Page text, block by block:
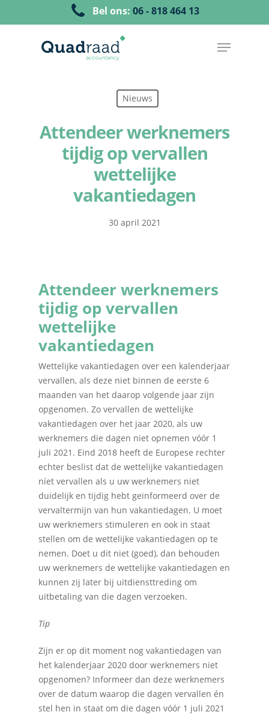
Bel ons: 06 - 818 464 13
Nieuws
Attendeer werknemers
tijdig op vervallen
wettelijke
vakantiedagen
30 april 2021
Attendeer werknemers
tijdig op vervallen
wettelijke
vakantiedagen
Wettelijke vakantiedagen over een kalenderjaar
vervallen, als deze niet binnen de eerste 6
maanden van het daarop volgende jaar zijn
opgenomen. Zo vervallen de wettelijke
vakantiedagen over het jaar 2020, als uw
werknemers die dagen niet opnemen vóór 1
juli 2021. Eind 2018 heeft de Europese rechter
echter beslist dat de wettelijke vakantiedagen
níet vervallen als u uw werknemers niet
duidelijk en tijdig hebt geïnformeerd over de
vervaltermijn van hun vakantiedagen. U moet
uw werknemers stimuleren en ook in staat
stellen om de wettelijke vakantiedagen op te
nemen. Doet u dit niet (goed), dan behouden
uw werknemers de wettelijke vakantiedagen en
kunnen zij later bij uitdiensttreding om
uitbetaling van die dagen verzoeken.
Tip
Zijn er op dit moment nog vakantiedagen van
het kalenderjaar 2020 door werknemers niet
opgenomen? Informeer dan deze werknemers
over de datum waarop die dagen vervallen én
stel hen in staat om die dagen vóór 1 juli 2021